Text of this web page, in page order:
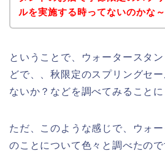
ルを実施する時ってないのかな
ということで、ウォータースタ
どで、、秋限定のスプリングセ
ないか？などを調べてみることに
ただ、このような感じで、ウォ
のことについて色々と調べたので